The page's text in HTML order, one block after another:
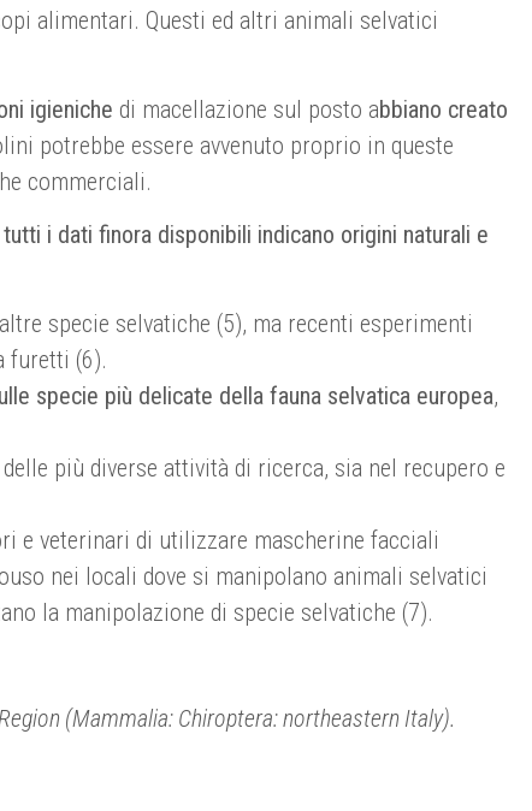
alimentari. Questi ed altri animali selvatici
igieniche di macellazione sul posto abbiano creato
potrebbe essere avvenuto proprio in queste
commerciali.
tutti i dati finora disponibili indicano origini naturali e
specie selvatiche (5), ma recenti esperimenti
furetti (6).
specie più delicate della fauna selvatica europea,
più diverse attività di ricerca, sia nel recupero e
e veterinari di utilizzare mascherine facciali
nei locali dove si manipolano animali selvatici
la manipolazione di specie selvatiche (7).
(Mammalia: Chiroptera: northeastern Italy).